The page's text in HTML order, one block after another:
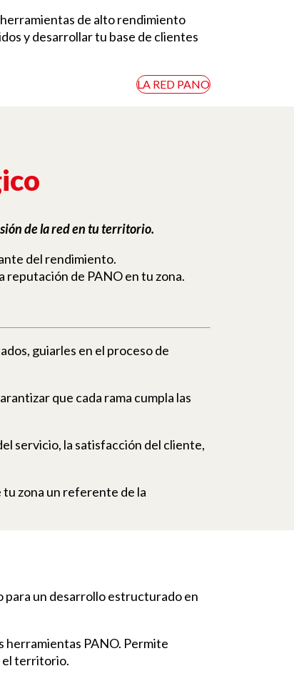
de alto rendimiento
y desarrollar tu base de clientes
LA RED PANO
de la red en tu territorio.
del rendimiento.
reputación de PANO en tu zona.
guiarles en el proceso de
que cada rama cumpla las
servicio, la satisfacción del cliente,
zona un referente de la
para un desarrollo estructurado en
herramientas PANO. Permite
el territorio.